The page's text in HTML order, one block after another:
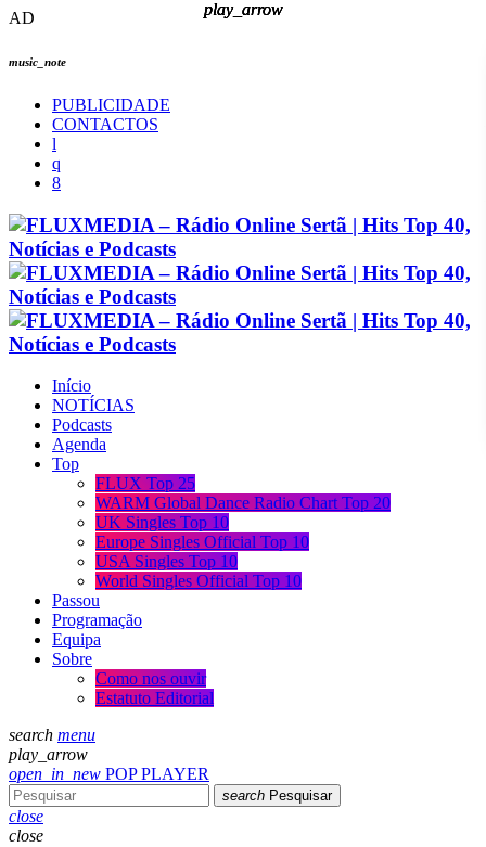
AD
music_note
PUBLICIDADE
CONTACTOS
Início
NOTÍCIAS
Podcasts
Agenda
Top
FLUX Top 25
WARM Global Dance Radio Chart Top 20
UK Singles Top 10
Europe Singles Official Top 10
USA Singles Top 10
World Singles Official Top 10
Passou
Programação
Equipa
Sobre
Como nos ouvir
Estatuto Editorial
search menu
play_arrow
open_in_new POP PLAYER
search Pesquisar
close
close
play_arrow
play_arrow
play_arrow
play_arrow